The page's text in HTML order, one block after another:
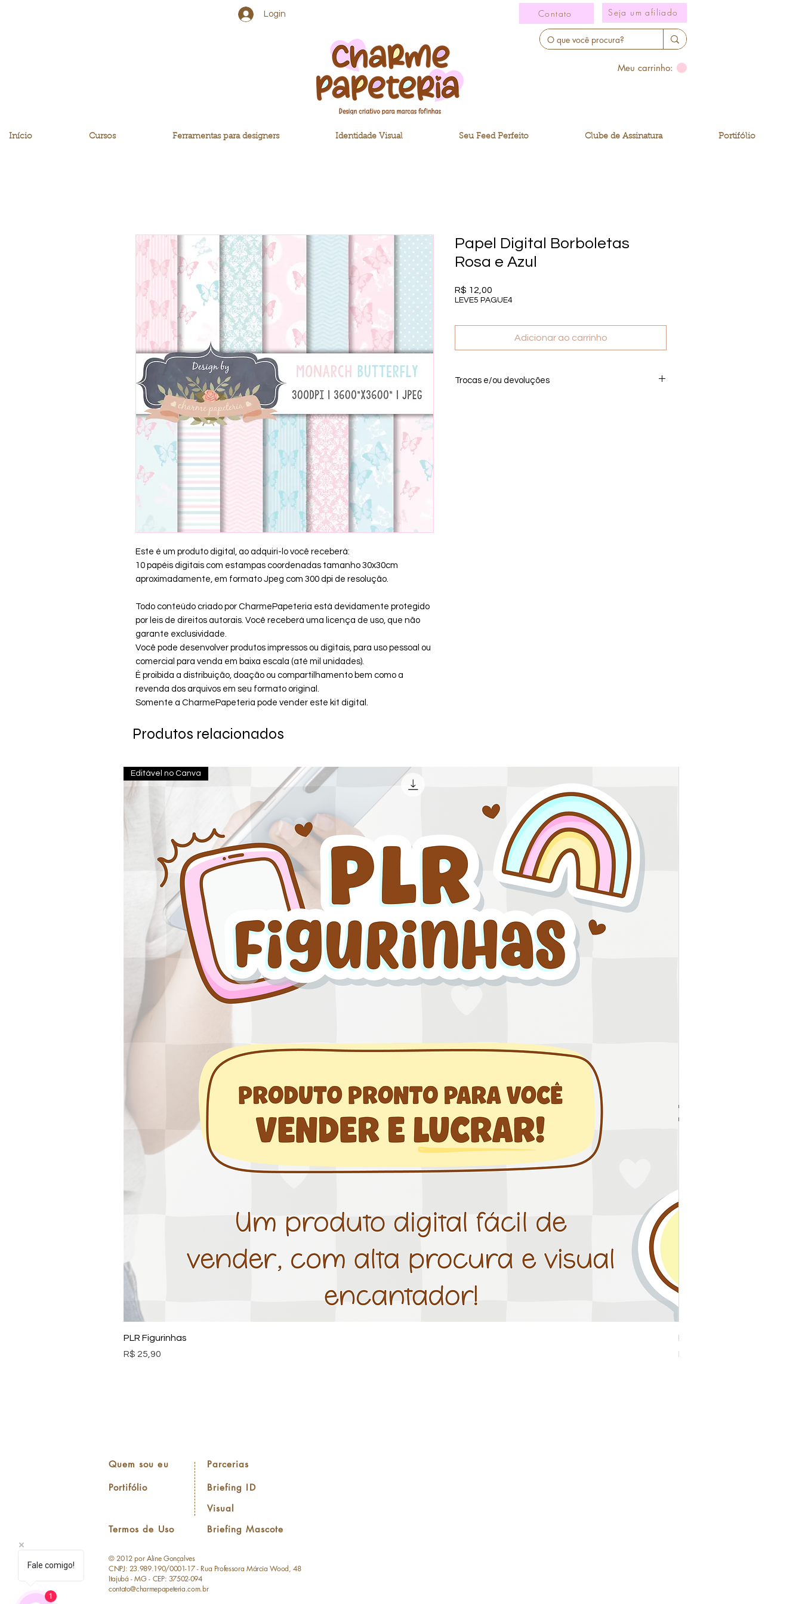
Login Contato Seja um afiliado
Meu carrinho:
Início Cursos Ferramentas para designers Identidade Visual Seu Feed Perfeito Clube de Assinatura Portifólio
Este é um produto digital, ao adquiri-lo você receberá:
10 papéis digitais com estampas coordenadas tamanho 30x30cm
aproximadamente, em formato Jpeg com 300 dpi de resolução.
Todo conteúdo criado por CharmePapeteria está devidamente protegido
por leis de direitos autorais. Você receberá uma licença de uso, que não
garante exclusividade.
Você pode desenvolver produtos impressos ou digitais, para uso pessoal ou
comercial para venda em baixa escala (até mil unidades).
É proibida a distribuição, doação ou compartilhamento bem como a
revenda dos arquivos em seu formato original.
Somente a CharmePapeteria pode vender este kit digital.
Papel Digital Borboletas
Rosa e Azul
R$ 12,00
LEVE5 PAGUE4
Adicionar ao carrinho
Trocas e/ou devoluções
Produtos relacionados
Editável no Canva
PLR Figurinhas
Preço
R$ 25,90
Kit digital Hora de estudar
Preço
R$ 11,90
Quem sou eu
Portifólio
Termos de Uso
Parcerias
Briefing ID
Visual
Briefing Mascote
© 2012 por Aline Gonçalves
CNPJ: 23.989.190/0001-17 - Rua Professora Márcia Wood, 48
Itajubá - MG - CEP: 37502-094
contato@charmepapeteria.com.br
Fale comigo!
1